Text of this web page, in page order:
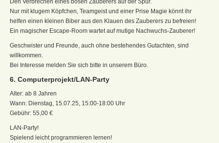
Nur mit klugem Köpfchen, Teamgeist und einer Prise Magie könnt ihr
helfen einen kleinen Biber aus den Klauen des Zauberers zu befreien!
Ein magischer Escape-Room wartet auf mutige Nachwuchs-Zauberer!
Geschwister und Freunde, auch ohne bestehendes Gutachten, sind
willkommen.
Bei Interesse melden Sie sich bitte in unserem Büro.
6. Computerprojekt/LAN-Party
Alter: ab 8 Jahren
Wann: Dienstag, 15.07.25, 15:00-18:00 Uhr
Gebühr: 55,00 €
LAN-Party!
Spielend leicht programmieren lernen!